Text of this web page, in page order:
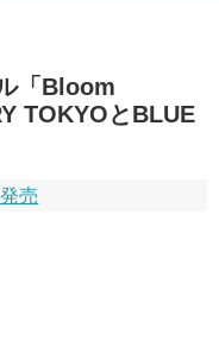
「Bloom
TOKYOとBLUE
売